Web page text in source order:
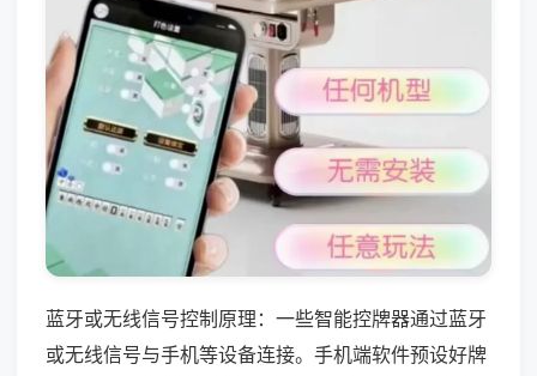
蓝牙或无线信号控制原理：一些智能控牌器通过蓝牙
或无线信号与手机等设备连接。手机端软件预设好牌